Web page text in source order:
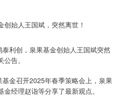
利创，泉果基金创始人王国斌突然
告。
金召开2025年春季策略会上，泉果
经理赵诣等分享了最新观点。